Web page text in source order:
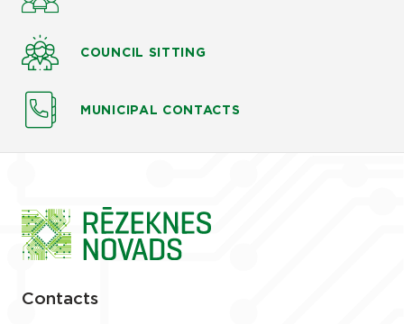
COUNCIL SITTING
MUNICIPAL CONTACTS
Contacts